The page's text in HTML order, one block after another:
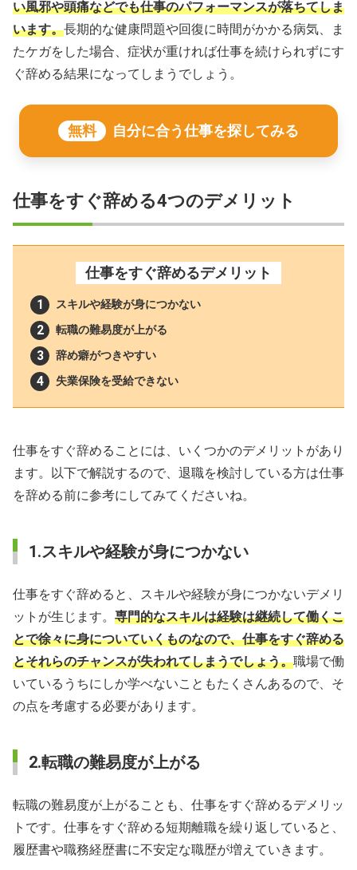
い風邪や頭痛などでも仕事のパフォーマンスが落ちてしま
います。長期的な健康問題や回復に時間がかかる病気、ま
たケガをした場合、症状が重ければ仕事を続けられずにす
ぐ辞める結果になってしまうでしょう。
無料 自分に合う仕事を探してみる
仕事をすぐ辞める4つのデメリット
仕事をすぐ辞めるデメリット
スキルや経験が身につかない
転職の難易度が上がる
辞め癖がつきやすい
失業保険を受給できない
仕事をすぐ辞めることには、いくつかのデメリットがあり
ます。以下で解説するので、退職を検討している方は仕事
を辞める前に参考にしてみてくださいね。
1.スキルや経験が身につかない
仕事をすぐ辞めると、スキルや経験が身につかないデメリ
ットが生じます。 専門的なスキルは経験は継続して働くこ
とで徐々に身についていくものなので、仕事をすぐ辞める
とそれらのチャンスが失われてしまうでしょう。職場で働
いているうちにしか学べないこともたくさんあるので、そ
の点を考慮する必要があります。
2.転職の難易度が上がる
転職の難易度が上がることも、仕事をすぐ辞めるデメリッ
トです。仕事をすぐ辞める短期離職を繰り返していると、
履歴書や職務経歴書に不安定な職歴が増えていきます。